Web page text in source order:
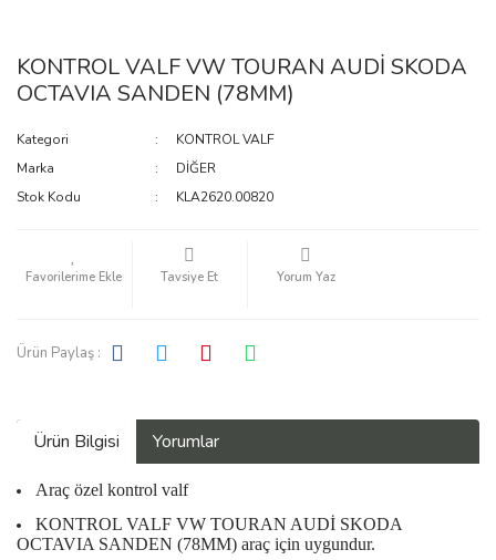
KONTROL VALF VW TOURAN AUDİ SKODA
OCTAVIA SANDEN (78MM)
Kategori
KONTROL VALF
Marka
DİĞER
Stok Kodu
KLA2620.00820
Tavsiye Et Yorum Yaz
Ürün Paylaş :
Ürün Bilgisi Yorumlar
Araç özel kontrol valf
KONTROL VALF VW TOURAN AUDİ SKODA
OCTAVIA SANDEN (78MM) araç için uygundur.